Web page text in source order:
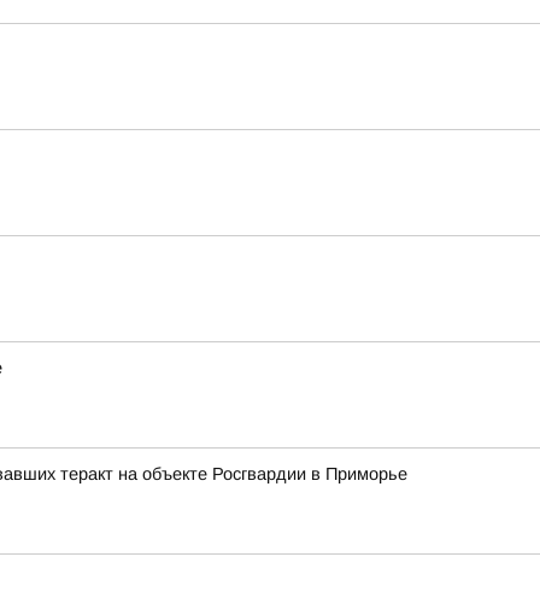
теракт на объекте Росгвардии в Приморье